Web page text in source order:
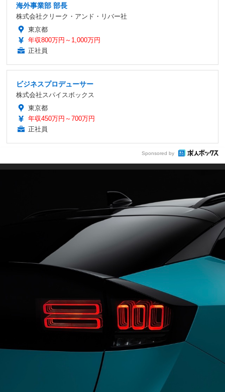
海外事業部 部長
株式会社クリーク・アンド・リバー社
東京都
年収800万円～1,000万円
正社員
ビジネスプロデューサー
株式会社スパイスボックス
東京都
年収450万円～700万円
正社員
Sponsored by